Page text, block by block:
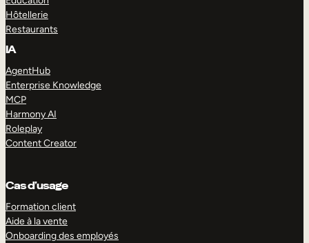
Hôtellerie
Restaurants
IA
AgentHub
Enterprise Knowledge
MCP
Harmony AI
Roleplay
Content Creator
Cas d’usage
Formation client
Aide à la vente
Onboarding des employés